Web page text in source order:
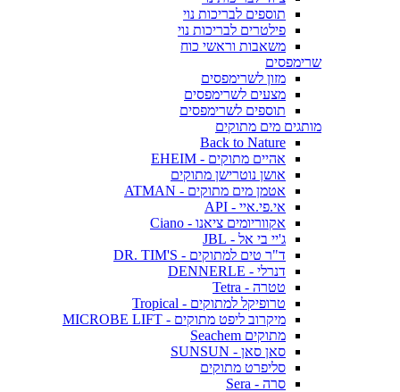
תוספים לבריכות נוי
פילטרים לבריכות נוי
משאבות וראשי כוח
שרימפסים
מזון לשרימפסים
מצעים לשרימפסים
תוספים לשרימפסים
מותגים מים מתוקים
Back to Nature
אהיים מתוקים - EHEIM
אושן נוטרישן מתוקים
אטמן מים מתוקים - ATMAN
אי.פי.איי - API
אקווריומים ציאנו - Ciano
ג'יי בי אל - JBL
ד"ר טים למתוקים - DR. TIM'S
דנרלי - DENNERLE
טטרה - Tetra
טרופיקל למתוקים - Tropical
מיקרוב ליפט מתוקים - MICROBE LIFT
מתוקים Seachem
סאן סאן - SUNSUN
סליפרט מתוקים
סרה - Sera